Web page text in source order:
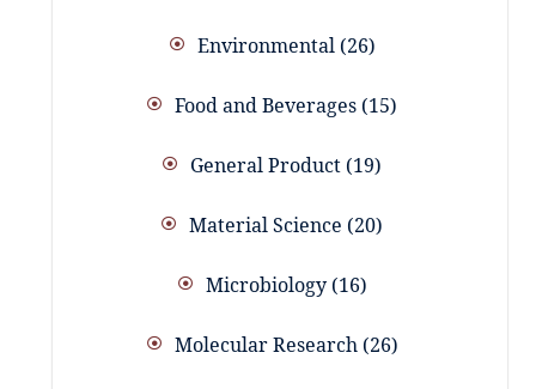
Environmental 26
Food and Beverages 15
General Product 19
Material Science 20
Microbiology 16
Molecular Research 26